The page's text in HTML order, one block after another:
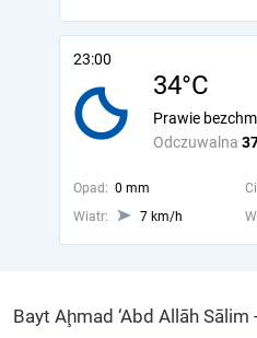
23:00
34°C
Odczuwalna
Prawie
Opad: 0 mm
Wiatr:
7 km/h
Bayt Aḩmad ‘Abd Allāh